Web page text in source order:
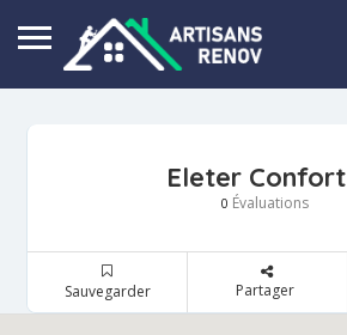
Eleter Confort
0 Évaluations
Sauvegarder Partager